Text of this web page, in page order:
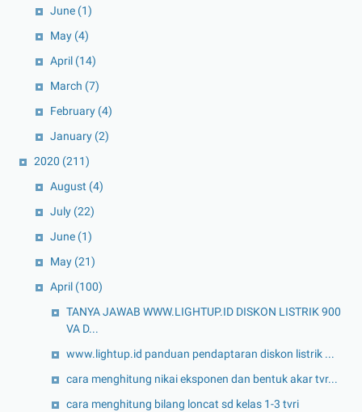
June (1)
May (4)
April (14)
March (7)
February (4)
January (2)
2020 (211)
August (4)
July (22)
June (1)
May (21)
April (100)
TANYA JAWAB WWW.LIGHTUP.ID DISKON LISTRIK 900
VA D...
www.lightup.id panduan pendaptaran diskon listrik ...
cara menghitung nikai eksponen dan bentuk akar tvr...
cara menghitung bilang loncat sd kelas 1-3 tvri